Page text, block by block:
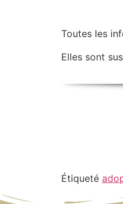
Toutes les
Elles sont
Étiqueté